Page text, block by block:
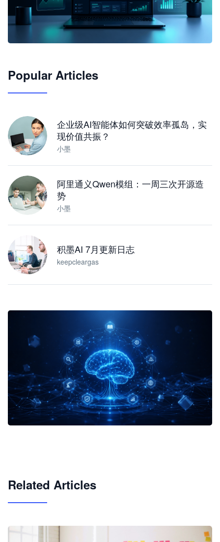
JimoClaw 桌面 AI Agent 工作台
Popular Articles
企业级AI智能体如何突破效率孤岛，实
现价值共振？
小墨
阿里通义Qwen模组：一周三次开源造
势
小墨
积墨AI 7月更新日志
keepcleargas
Related Articles